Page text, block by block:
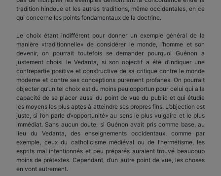
tradition hindoue et les autres traditions, même occidentales, en ce
qui concerne les points fondamentaux de la doctrine.
Le choix étant indifférent pour donner un exemple général de la
manière «traditionnelle» de considérer le monde, l’homme et son
devenir, on pourrait toutefois se demander pourquoi Guénon a
justement choisi le Vedanta, si son objectif a été d’indiquer une
contrepartie positive et constructive de sa critique contre le monde
moderne et contre ses conceptions purement profanes. On pourrait
objecter qu’un tel choix est du moins peu opportun pour celui qui a la
capacité de se placer aussi du point de vue du public et qui étudie
les moyens les plus aptes à atteindre ses propres fins. L’objection est
juste, si l’on parle d’«opportunité» au sens le plus vulgaire et le plus
immédiat. Sans aucun doute, si Guénon avait pris comme base, au
lieu du Vedanta, des enseignements occidentaux, comme par
exemple, ceux du catholicisme médiéval ou de l’hermétisme, les
esprits mal intentionnés et peu préparés auraient trouvé beaucoup
moins de prétextes. Cependant, d’un autre point de vue, les choses
en vont autrement.